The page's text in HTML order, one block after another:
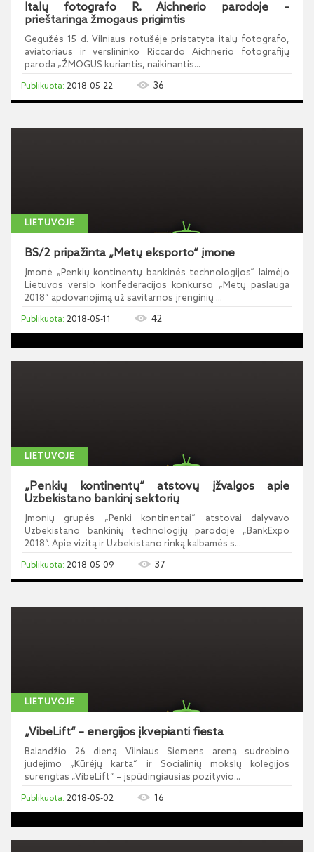
Italų fotografo R. Aichnerio parodoje –
prieštaringa žmogaus prigimtis
Gegužės 15 d. Vilniaus rotušėje pristatyta italų fotografo,
aviatoriaus ir verslininko Riccardo Aichnerio fotografijų
paroda „ŽMOGUS kuriantis, naikinantis...
2018-05-22 36
LIETUVOJE
BS/2 pripažinta „Metų eksporto“ įmone
Įmonė „Penkių kontinentų bankinės technologijos“ laimėjo
Lietuvos verslo konfederacijos konkurso „Metų paslauga
2018“ apdovanojimą už savitarnos įrenginių ...
2018-05-11 42
LIETUVOJE
„Penkių kontinentų“ atstovų įžvalgos apie
Uzbekistano bankinį sektorių
Įmonių grupės „Penki kontinentai“ atstovai dalyvavo
Uzbekistano bankinių technologijų parodoje „BankExpo
2018“. Apie vizitą ir Uzbekistano rinką kalbamės s...
2018-05-09 37
LIETUVOJE
„VibeLift“ – energijos įkvepianti fiesta
Balandžio 26 dieną Vilniaus Siemens areną sudrebino
judėjimo „Kūrėjų karta“ ir Socialinių mokslų kolegijos
surengtas „VibeLift“ – įspūdingiausias pozityvio...
2018-05-02 16